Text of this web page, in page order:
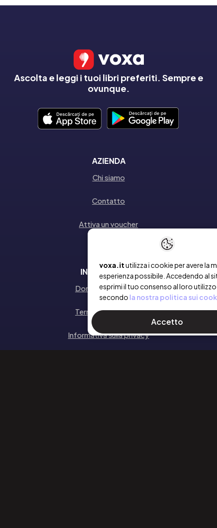
voxa.itutilizza i cookie per avere la
esperienza possibile. Accedendo al
esprimi il tuo consenso al loro utilizzo
secondo la nostra politica sui
Accetto
Ascolta e leggi i tuoi libri preferiti. Sempre e
ovunque.
AZIENDA
Chi siamo
Contatto
Attiva un voucher
INFORMAZIONI
Domande frequenti
Termini e Condizioni
Informativa sulla privacy